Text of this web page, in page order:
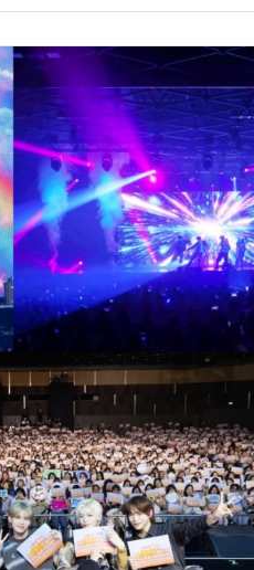
AI Native Enterprise를 지원하는 AI Ready Data 플랫폼 활용 전략